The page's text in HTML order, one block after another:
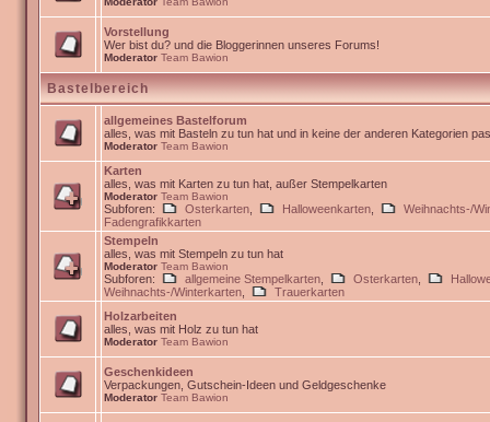
Vorstellung
Wer bist du? und die Bloggerinnen unseres Forums!
Moderator Team Bawion
Bastelbereich
allgemeines Bastelforum
alles, was mit Basteln zu tun hat und in keine der anderen Kategorien
Moderator Team Bawion
Karten
alles, was mit Karten zu tun hat, außer Stempelkarten
Moderator Team Bawion
Subforen: Osterkarten Halloweenkarten
Weihnachts-/
Fadengrafikkarten
Stempeln
alles, was mit Stempeln zu tun hat
Moderator Team Bawion
Subforen: allgemeine Stempelkarten Osterkarten
Weihnachts-/Winterkarten
Trauerkarten
Holzarbeiten
alles, was mit Holz zu tun hat
Moderator Team Bawion
Geschenkideen
Verpackungen, Gutschein-Ideen und Geldgeschenke
Moderator Team Bawion